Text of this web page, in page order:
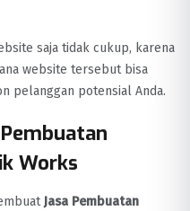
saja tidak cukup, karena
website tersebut bisa
pelanggan potensial Anda.
Works
Jasa Pembuatan